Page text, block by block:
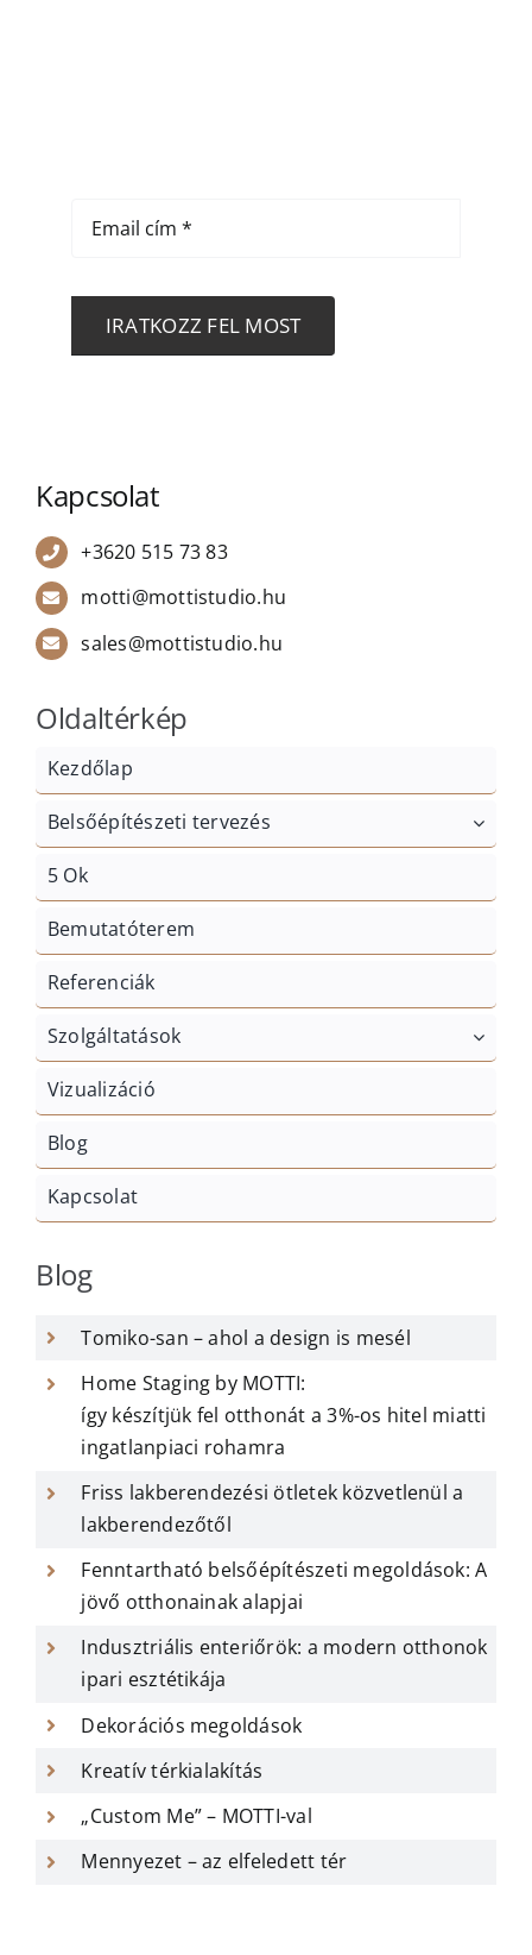
IRATKOZZ FEL MOST
Kapcsolat
+3620 515 73 83
motti@mottistudio.hu
sales@mottistudio.hu
Oldaltérkép
Kezdőlap
Belsőépítészeti tervezés
5 Ok
Bemutatóterem
Referenciák
Szolgáltatások
Vizualizáció
Blog
Kapcsolat
Blog
Tomiko-san – ahol a design is mesél
Home Staging by MOTTI:
így készítjük fel otthonát a 3%-os hitel miatti
ingatlanpiaci rohamra
Friss lakberendezési ötletek közvetlenül a
lakberendezőtől
Fenntartható belsőépítészeti megoldások: A
jövő otthonainak alapjai
Indusztriális enteriőrök: a modern otthonok
ipari esztétikája
Dekorációs megoldások
Kreatív térkialakítás
„Custom Me” – MOTTI-val
Mennyezet – az elfeledett tér